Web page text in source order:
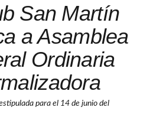
San Martín
a Asamblea
Ordinaria
para el 14 de junio del